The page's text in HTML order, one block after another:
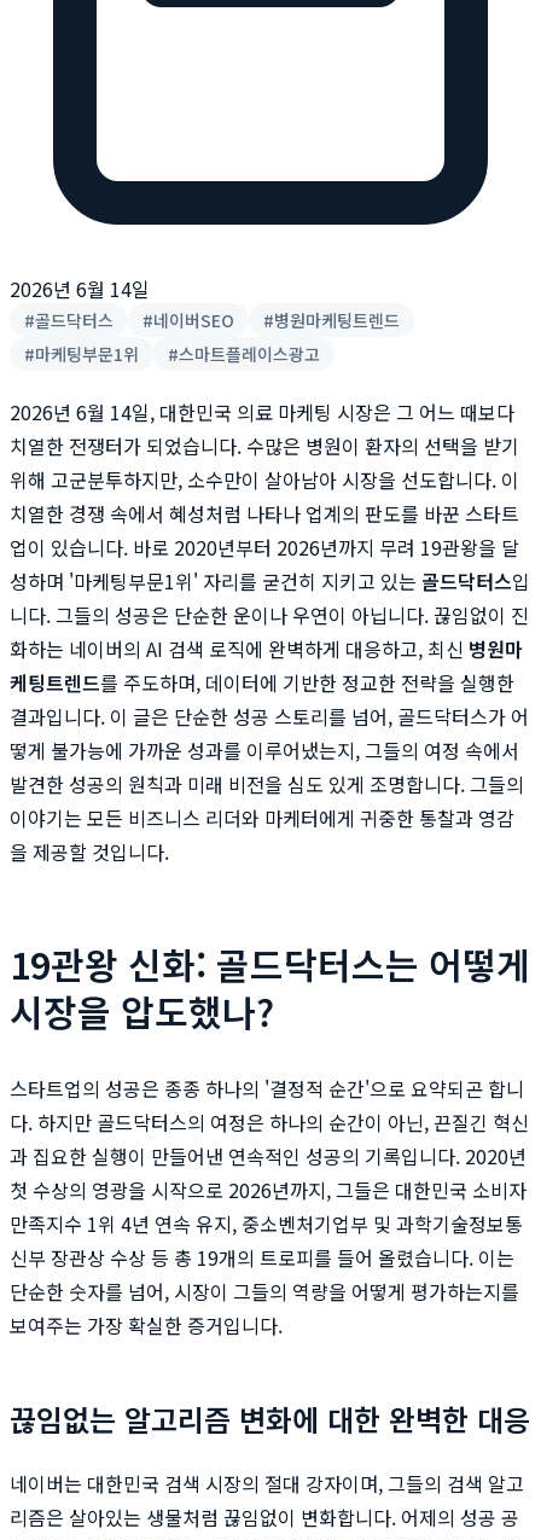
2026년 6월 14일
#골드닥터스 #네이버SEO #병원마케팅트렌드
#마케팅부문1위 #스마트플레이스광고
2026년 6월 14일, 대한민국 의료 마케팅 시장은 그 어느 때보다
치열한 전쟁터가 되었습니다. 수많은 병원이 환자의 선택을 받기
위해 고군분투하지만, 소수만이 살아남아 시장을 선도합니다. 이
치열한 경쟁 속에서 혜성처럼 나타나 업계의 판도를 바꾼 스타트
업이 있습니다. 바로 2020년부터 2026년까지 무려 19관왕을 달
성하며 '마케팅부문1위' 자리를 굳건히 지키고 있는 골드닥터스입
니다. 그들의 성공은 단순한 운이나 우연이 아닙니다. 끊임없이 진
화하는 네이버의 AI 검색 로직에 완벽하게 대응하고, 최신 병원마
케팅트렌드를 주도하며, 데이터에 기반한 정교한 전략을 실행한
결과입니다. 이 글은 단순한 성공 스토리를 넘어, 골드닥터스가 어
떻게 불가능에 가까운 성과를 이루어냈는지, 그들의 여정 속에서
발견한 성공의 원칙과 미래 비전을 심도 있게 조명합니다. 그들의
이야기는 모든 비즈니스 리더와 마케터에게 귀중한 통찰과 영감
을 제공할 것입니다.
19관왕 신화: 골드닥터스는 어떻게
시장을 압도했나?
스타트업의 성공은 종종 하나의 '결정적 순간'으로 요약되곤 합니
다. 하지만 골드닥터스의 여정은 하나의 순간이 아닌, 끈질긴 혁신
과 집요한 실행이 만들어낸 연속적인 성공의 기록입니다. 2020년
첫 수상의 영광을 시작으로 2026년까지, 그들은 대한민국 소비자
만족지수 1위 4년 연속 유지, 중소벤처기업부 및 과학기술정보통
신부 장관상 수상 등 총 19개의 트로피를 들어 올렸습니다. 이는
단순한 숫자를 넘어, 시장이 그들의 역량을 어떻게 평가하는지를
보여주는 가장 확실한 증거입니다.
끊임없는 알고리즘 변화에 대한 완벽한 대응
네이버는 대한민국 검색 시장의 절대 강자이며, 그들의 검색 알고
리즘은 살아있는 생물처럼 끊임없이 변화합니다. 어제의 성공 공